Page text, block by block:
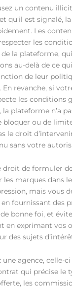
un contenu
qu’il est signalé,
Les
les
de la plateforme,
au-delà de ce
de leur
En revanche, si
les conditions
la plateforme n’a
bloquer ou de
le droit
sans votre
droit de formuler
les marques dans
mais vous
fournissant des
bonne foi, et
en exprimant vos
des sujets
une agence, celle-
qui précise le
les